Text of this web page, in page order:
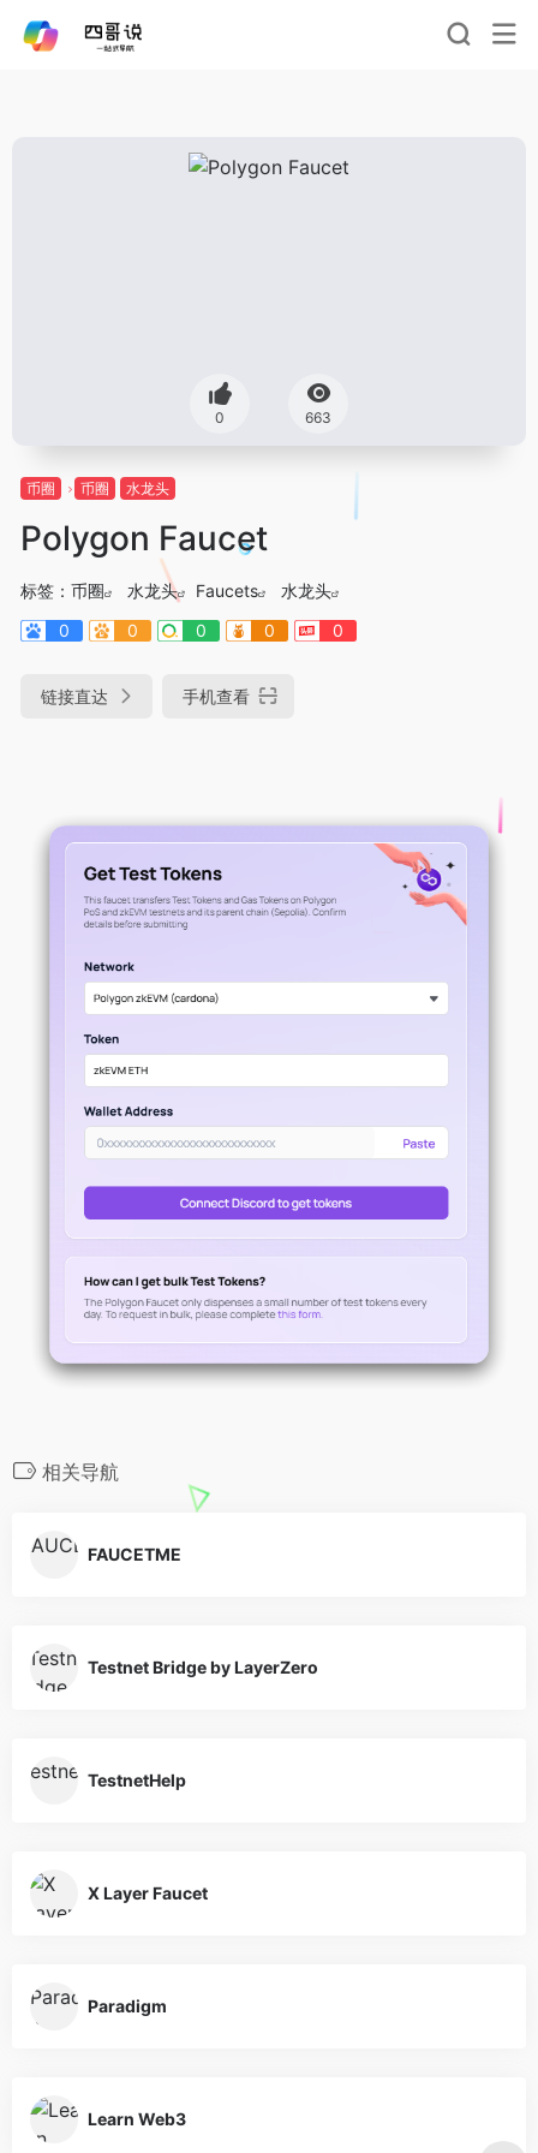
0 663
币圈 币圈 水龙头
Polygon Faucet
标签： 币圈 水龙头 Faucets
水龙头
0
0 0 0 0
链接直达 手机查看
相关导航
FAUCETME
Testnet Bridge by LayerZero
TestnetHelp
X Layer Faucet
Paradigm
Learn Web3